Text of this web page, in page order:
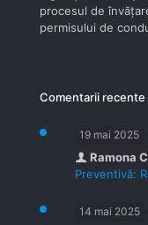
procesul de
permisului de
Comentarii recente
19 mai 2025
Ramona
Preventivă:
14 mai 2025